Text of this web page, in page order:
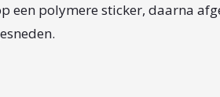
een polymere sticker, daarna